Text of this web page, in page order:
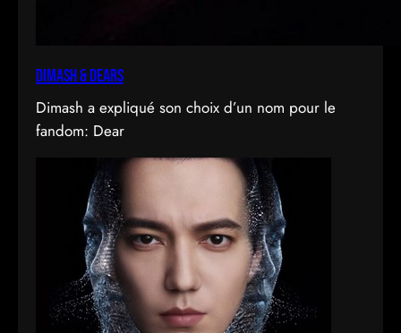
Dimash & Dears
Dimash a expliqué son choix d’un nom pour le
fandom: Dear